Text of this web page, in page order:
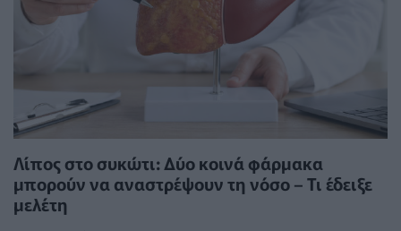
Λίπος στο συκώτι: Δύο κοινά φάρμακα
μπορούν να αναστρέψουν τη νόσο – Τι έδειξε
μελέτη